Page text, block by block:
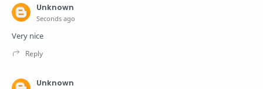
Unknown
Seconds ago
Very nice
Unknown